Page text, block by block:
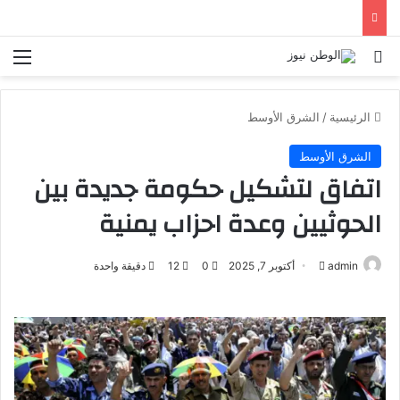
بحث عن
الرئيسية / الشرق الأوسط
الشرق الأوسط
اتفاق لتشكيل حكومة جديدة بين
الحوثيين وعدة احزاب يمنية
admin
ل
ب
ر
ي
أكتوبر 7, 2025 0
12 دقيقة واحدة